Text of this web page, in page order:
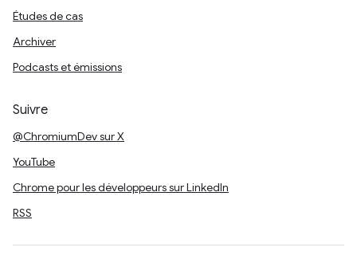
Études de cas
Archiver
Podcasts et émissions
Suivre
@ChromiumDev sur X
YouTube
Chrome pour les développeurs sur LinkedIn
RSS